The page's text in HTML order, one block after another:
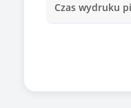
Czas wydruku